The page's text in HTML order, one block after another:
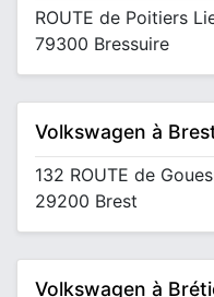
ROUTE de Poitiers
79300 Bressuire
Volkswagen à
132 ROUTE de
29200 Brest
Volkswagen à